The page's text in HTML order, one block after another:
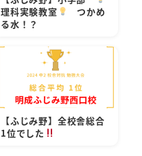
理科実験教室
つかめ
る水！？
【ふじみ野】全校舎総合
1位でした